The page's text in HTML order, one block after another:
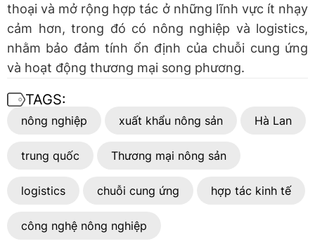
thoại và mở rộng hợp tác ở những lĩnh vực ít nhạy
cảm hơn, trong đó có nông nghiệp và logistics,
nhằm bảo đảm tính ổn định của chuỗi cung ứng
và hoạt động thương mại song phương.
TAGS:
nông nghiệp xuất khẩu nông sản Hà Lan
trung quốc Thương mại nông sản
logistics chuỗi cung ứng hợp tác kinh tế
công nghệ nông nghiệp